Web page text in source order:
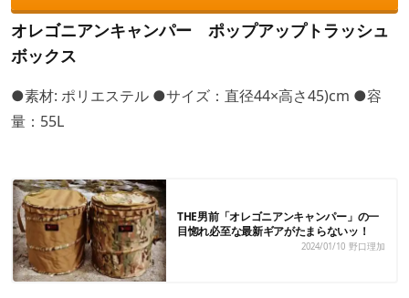
オレゴニアンキャンパー ポップアップトラッシュ
ボックス
●素材: ポリエステル ●サイズ：直径44×高さ45)cm ●容
量：55L
THE男前「オレゴニアンキャンパー」の一
目惚れ必至な最新ギアがたまらないッ！
2024/01/10 野口理加